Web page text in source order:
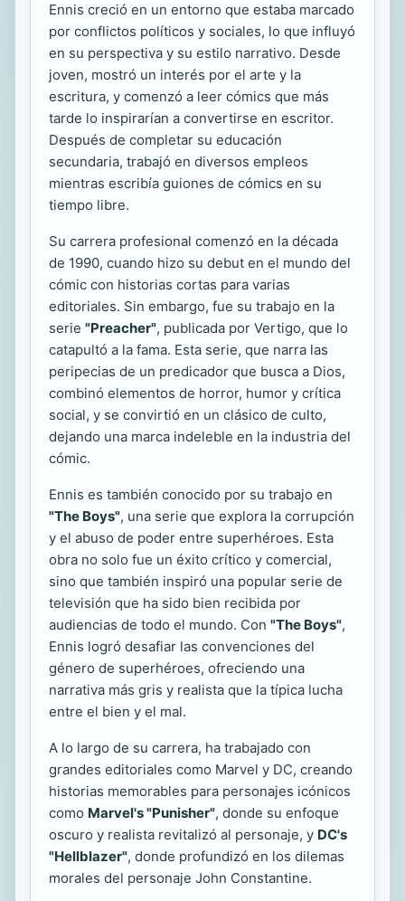
Ennis creció en un entorno que estaba marcado
por conflictos políticos y sociales, lo que influyó
en su perspectiva y su estilo narrativo. Desde
joven, mostró un interés por el arte y la
escritura, y comenzó a leer cómics que más
tarde lo inspirarían a convertirse en escritor.
Después de completar su educación
secundaria, trabajó en diversos empleos
mientras escribía guiones de cómics en su
tiempo libre.
Su carrera profesional comenzó en la década
de 1990, cuando hizo su debut en el mundo del
cómic con historias cortas para varias
editoriales. Sin embargo, fue su trabajo en la
serie "Preacher", publicada por Vertigo, que lo
catapultó a la fama. Esta serie, que narra las
peripecias de un predicador que busca a Dios,
combinó elementos de horror, humor y crítica
social, y se convirtió en un clásico de culto,
dejando una marca indeleble en la industria del
cómic.
Ennis es también conocido por su trabajo en
"The Boys", una serie que explora la corrupción
y el abuso de poder entre superhéroes. Esta
obra no solo fue un éxito crítico y comercial,
sino que también inspiró una popular serie de
televisión que ha sido bien recibida por
audiencias de todo el mundo. Con "The Boys",
Ennis logró desafiar las convenciones del
género de superhéroes, ofreciendo una
narrativa más gris y realista que la típica lucha
entre el bien y el mal.
A lo largo de su carrera, ha trabajado con
grandes editoriales como Marvel y DC, creando
historias memorables para personajes icónicos
como Marvel's "Punisher", donde su enfoque
oscuro y realista revitalizó al personaje, y DC's
"Hellblazer", donde profundizó en los dilemas
morales del personaje John Constantine.